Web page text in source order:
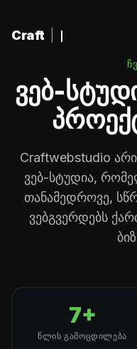
Craft
ვებ-
Craftwebstudio
ვებ-სტუდია,
თანამედროვე,
ვებგვერდებს
7+
ᲬᲚᲘᲡ ᲒᲐᲛᲝᲪᲓᲘᲚᲔᲑᲐ